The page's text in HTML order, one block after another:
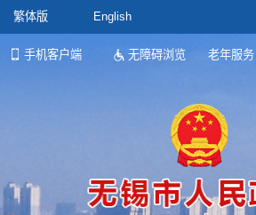
繁体版 English
手机客户端 无障碍浏览 老年服务